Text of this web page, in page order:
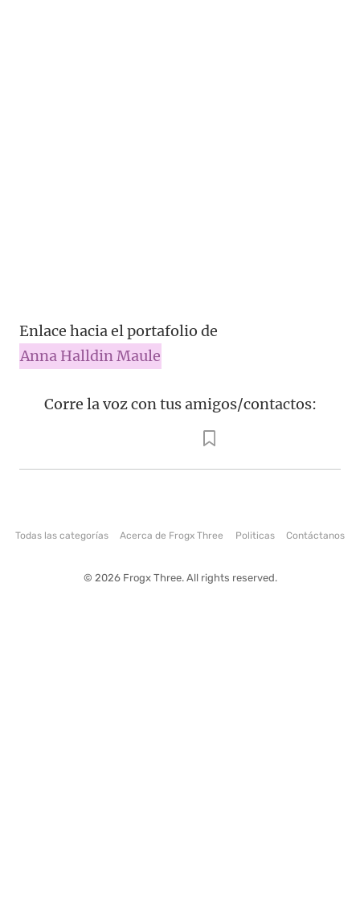
Enlace hacia el portafolio de
Anna Halldin Maule
Corre la voz con tus amigos/contactos:
Todas las categorías Acerca de Frogx Three Politicas Contáctanos
© 2026 Frogx Three. All rights reserved.